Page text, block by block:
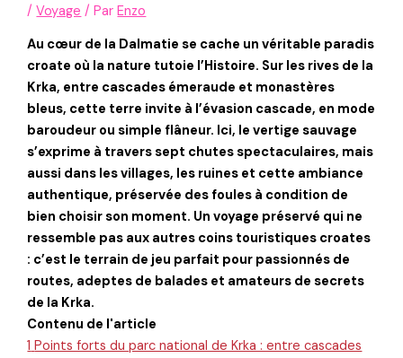
/Voyage / ParEnzo
Au cœur de la Dalmatie se cache un véritable paradis
croate où la nature tutoie l’Histoire. Sur les rives de la
Krka, entre cascades émeraude et monastères
bleus, cette terre invite à l’évasion cascade, en mode
baroudeur ou simple flâneur. Ici, le vertige sauvage
s’exprime à travers sept chutes spectaculaires, mais
aussi dans les villages, les ruines et cette ambiance
authentique, préservée des foules à condition de
bien choisir son moment. Un voyage préservé qui ne
ressemble pas aux autres coins touristiques croates
: c’est le terrain de jeu parfait pour passionnés de
routes, adeptes de balades et amateurs de secrets
de la Krka.
Contenu de l'article
1 Points forts du parc national de Krka : entre cascades